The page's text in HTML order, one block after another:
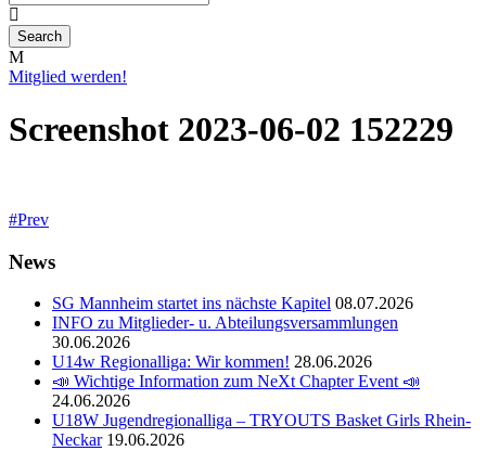
Mitglied werden!
Screenshot 2023-06-02 152229
Prev
News
SG Mannheim startet ins nächste Kapitel 08.07.2026
INFO zu Mitglieder- u. Abteilungsversammlungen
30.06.2026
U14w Regionalliga: Wir kommen! 28.06.2026
📣 Wichtige Information zum NeXt Chapter Event 📣
24.06.2026
U18W Jugendregionalliga – TRYOUTS Basket Girls Rhein-
Neckar 19.06.2026